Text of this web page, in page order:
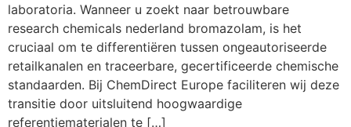
laboratoria. Wanneer u zoekt naar betrouwbare
research chemicals nederland bromazolam, is het
cruciaal om te differentiëren tussen ongeautoriseerde
retailkanalen en traceerbare, gecertificeerde chemische
standaarden. Bij ChemDirect Europe faciliteren wij deze
transitie door uitsluitend hoogwaardige
referentiematerialen te […]